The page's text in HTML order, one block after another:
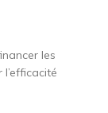
les